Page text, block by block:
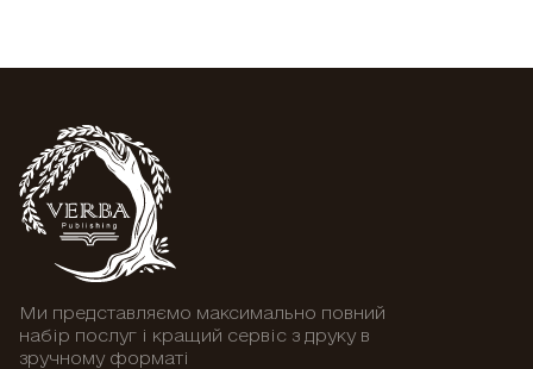
Ми представляємо максимально повний
набір послуг і кращий сервіс з друку в
зручному форматі